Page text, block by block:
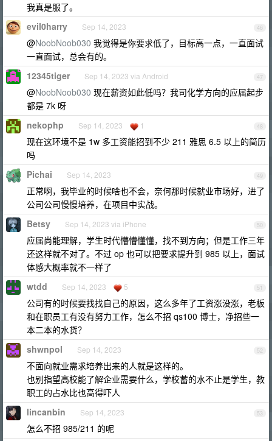
我真是服了。
46
evil0harry Sep 14, 2023
@NoobNoob030 我觉得是你要求低了，目标高一点，一直面试
一直面试，总会有的。
47
12345tiger Sep 14, 2023 via Android
@NoobNoob030 现在薪资如此低吗？我司化学方向的应届起步
都是 7k 呀
48
nekophp Sep 14, 2023 1
现在这环境不是 1w 多工资能招到不少 211 雅思 6.5 以上的简历
吗
49
Pichai Sep 14, 2023
正常啊，我毕业的时候啥也不会，奈何那时候就业市场好，进了
公司公司慢慢培养，在项目中实战。
50
Betsy Sep 14, 2023 via iPhone
应届尚能理解，学生时代懵懵懂懂，找不到方向；但是工作三年
还这样就不对了。不过 op 也可以把要求提升到 985 以上，面试
体感大概率就不一样了
51
wtdd Sep 14, 2023 5
公司有的时候要找找自己的原因，这么多年了工资涨没涨，老板
和在职员工有没有努力工作，怎么不招 qs100 博士，净招些一
本二本的水货？
52
shwnpol Sep 14, 2023
不面向就业需求培养出来的人就是这样的。
也别指望高校能了解企业需要什么，学校蓄的水不止是学生，教
职工的占水比也高得吓人
53
lincanbin Sep 14, 2023
怎么不招 985/211 的呢